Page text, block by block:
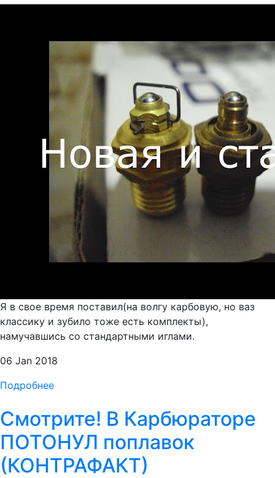
Я в свое время поставил(на волгу карбовую, но ваз
классику и зубило тоже есть комплекты),
намучавшись со стандартными иглами.
06 Jan 2018
Подробнее
Смотрите! В Карбюраторе
ПОТОНУЛ поплавок
(КОНТРАФАКТ)